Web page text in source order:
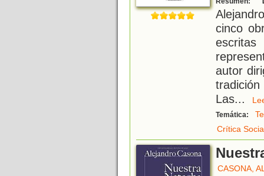
cinco
autor
tradición
Las...
Temática:
Crítica
CASONA,